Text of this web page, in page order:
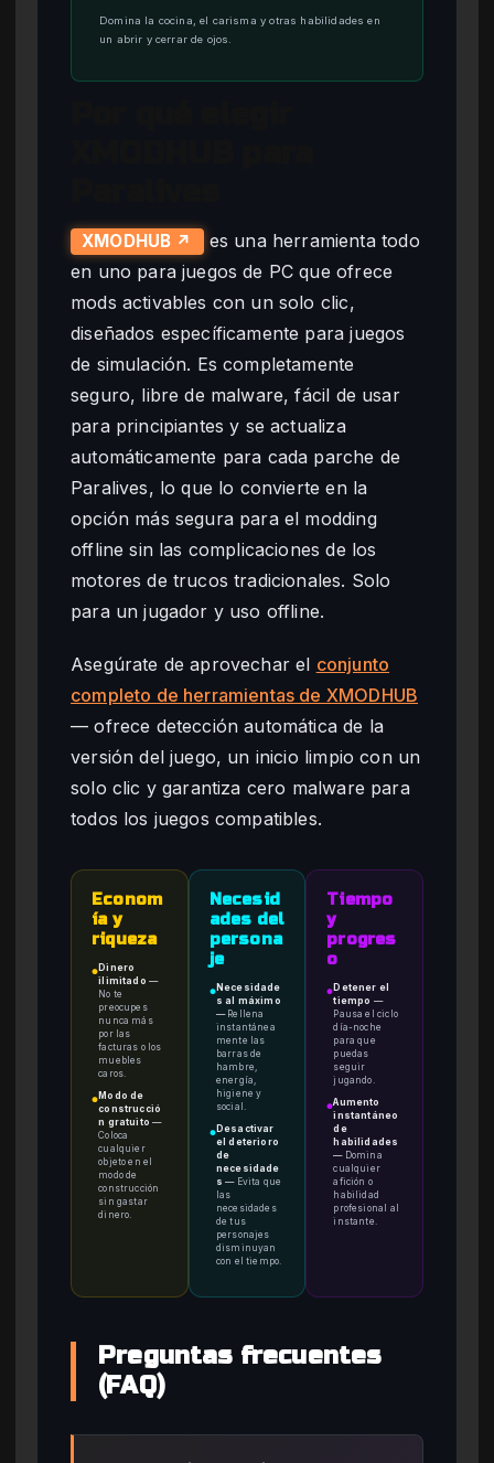
Domina la cocina, el carisma y otras habilidades en
un abrir y cerrar de ojos.
XMODHUB ↗
es una herramienta todo
en uno para juegos de PC que ofrece
mods activables con un solo clic,
diseñados específicamente para juegos
de simulación. Es completamente
seguro, libre de malware, fácil de usar
para principiantes y se actualiza
automáticamente para cada parche de
Paralives, lo que lo convierte en la
opción más segura para el modding
offline sin las complicaciones de los
motores de trucos tradicionales. Solo
para un jugador y uso offline.
Asegúrate de aprovechar el conjunto
completo de herramientas de XMODHUB
— ofrece detección automática de la
versión del juego, un inicio limpio con un
solo clic y garantiza cero malware para
todos los juegos compatibles.
Econom
ía y
riqueza
● Dinero
ilimitado —
No te
preocupes
nunca más
por las
facturas o los
muebles
caros.
● Modo de
construcció
n gratuito —
Coloca
cualquier
objeto en el
modo de
construcción
sin gastar
dinero.
Necesid
ades del
persona
je
● Necesidade
s al máximo
— Rellena
instantánea
mente las
barras de
hambre,
energía,
higiene y
social.
● Desactivar
el deterioro
de
necesidade
s — Evita que
las
necesidades
de tus
personajes
disminuyan
con el tiempo.
Tiempo
y
progres
o
●Detener el
tiempo —
Pausa el ciclo
día-noche
para que
puedas
seguir
jugando.
●Aumento
instantáneo
de
habilidades
— Domina
cualquier
afición o
habilidad
profesional al
instante.
Preguntas frecuentes
(FAQ)